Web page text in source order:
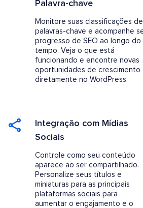
Palavra-chave
Monitore suas classificações de
palavras-chave e acompanhe
progresso de SEO ao longo do
tempo. Veja o que está
funcionando e encontre novas
oportunidades de crescimento
diretamente no WordPress.
Integração com Mídias
Sociais
Controle como seu conteúdo
aparece ao ser compartilhado.
Personalize seus títulos e
miniaturas para as principais
plataformas sociais para
aumentar o engajamento e o